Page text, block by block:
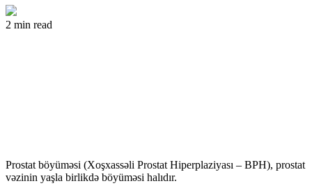
2 min read
Prostat böyüməsi (Xoşxassəli Prostat Hiperplaziyası – BPH), prostat
vəzinin yaşla birlikdə böyüməsi halıdır.